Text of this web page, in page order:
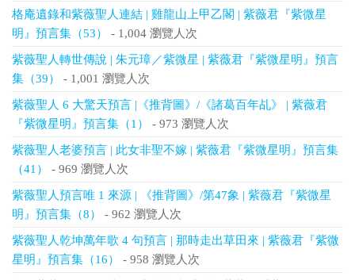
格庵遺錄和紫薇聖人連結 | 雞龍山上甲乙閣 | 紫薇君『紫微星
明』預言集（53）
- 1,004 瀏覽人次
紫薇聖人轉世傳說 | 朱元璋／紫微星 | 紫薇君『紫微星明』預言
集（39）
- 1,001 瀏覽人次
紫薇聖人 6 大驚天預言 |《推背圖》/《諸葛百年乩》 | 紫薇君
『紫微星明』預言集（1）
- 973 瀏覽人次
紫薇聖人老婆預言 | 此女非聖不嫁 | 紫薇君『紫微星明』預言集
（41）
- 969 瀏覽人次
紫薇聖人預言唯 1 來源 | 《推背圖》/第47象 | 紫薇君『紫微星
明』預言集（8）
- 962 瀏覽人次
紫薇聖人乾坤萬年歌 4 句預言 | 那時走出草田來 | 紫薇君『紫微
星明』預言集（16）
- 958 瀏覽人次